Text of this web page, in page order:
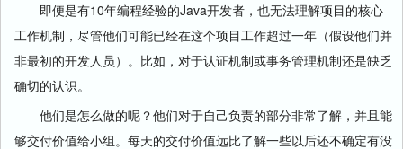
即便是有10年编程经验的Java开发者，也无法理解项目的核心
工作机制，尽管他们可能已经在这个项目工作超过一年（假设他们并
非最初的开发人员）。比如，对于认证机制或事务管理机制还是缺乏
确切的认识。
他们是怎么做的呢？他们对于自己负责的部分非常了解，并且能
够交付价值给小组。每天的交付价值远比了解一些以后还不确定有没